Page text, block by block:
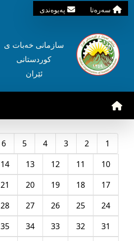
سه‌ره‌تا په‌یوه‌ندی
سازمانی خه‌بات ی
کوردستانی
ئێران
1
2
3
4
5
6
10
11
12
13
14
17
18
19
20
21
24
25
26
27
28
31
32
33
34
35